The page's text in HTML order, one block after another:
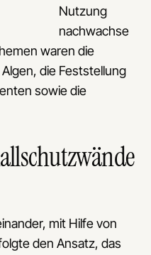
Nutzung
nachwachse
waren die
die Feststellung
sowie die
mit Hilfe von
den Ansatz, das